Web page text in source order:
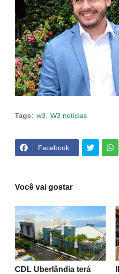
Tags: w3 W3 notícias
Facebook
Você vai gostar
CDL Uberlândia terá